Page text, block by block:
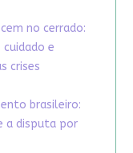
no cerrado:
e
crises
brasileiro:
a disputa por